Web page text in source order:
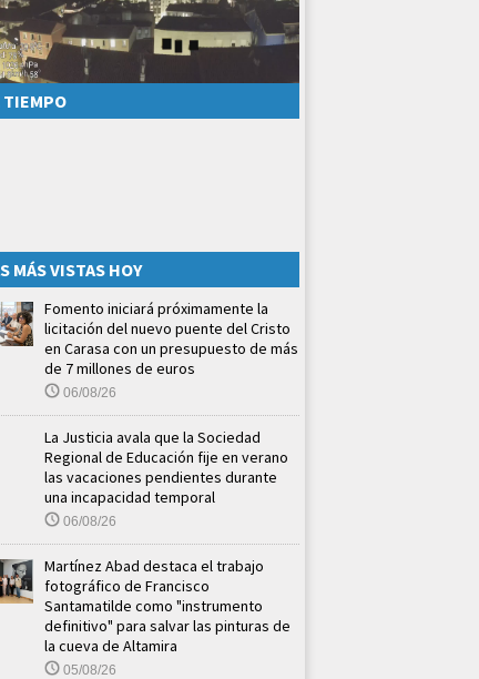
TIEMPO
MÁS VISTAS HOY
Fomento iniciará próximamente la
licitación del nuevo puente del Cristo
en Carasa con un presupuesto de más
de 7 millones de euros
06/08/26
La Justicia avala que la Sociedad
Regional de Educación fije en verano
las vacaciones pendientes durante
una incapacidad temporal
06/08/26
Martínez Abad destaca el trabajo
fotográfico de Francisco
Santamatilde como "instrumento
definitivo" para salvar las pinturas de
la cueva de Altamira
05/08/26